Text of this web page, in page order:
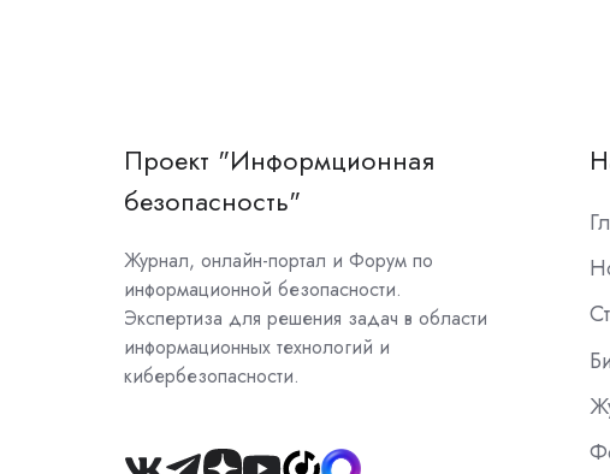
Проект "Информционная
безопасность"
Журнал, онлайн-портал и Форум по
информационной безопасности.
Экспертиза для решения задач в области
информационных технологий и
кибербезопасности.